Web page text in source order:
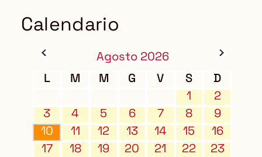
Calendario
Agosto 2026
L
M M G V S
D
1
2
3
4 5 6 7 8
9
10
11 12 13 14 15
16
17
18 19 20 21 22
23